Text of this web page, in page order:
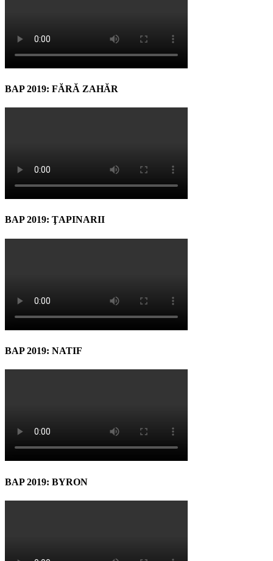
BAP 2019: FĂRĂ ZAHĂR
BAP 2019: ŢAPINARII
BAP 2019: NATIF
BAP 2019: BYRON